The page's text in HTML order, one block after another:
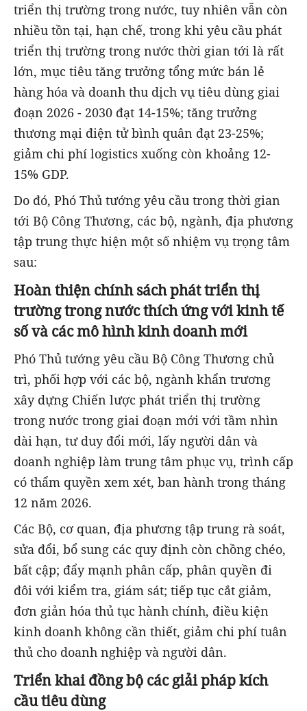
triển thị trường trong nước, tuy nhiên vẫn còn
nhiều tồn tại, hạn chế, trong khi yêu cầu phát
triển thị trường trong nước thời gian tới là rất
lớn, mục tiêu tăng trưởng tổng mức bán lẻ
hàng hóa và doanh thu dịch vụ tiêu dùng giai
đoạn 2026 - 2030 đạt 14-15%; tăng trưởng
thương mại điện tử bình quân đạt 23-25%;
giảm chi phí logistics xuống còn khoảng 12-
15% GDP.
Do đó, Phó Thủ tướng yêu cầu trong thời gian
tới Bộ Công Thương, các bộ, ngành, địa phương
tập trung thực hiện một số nhiệm vụ trọng tâm
sau:
Hoàn thiện chính sách phát triển thị
trường trong nước thích ứng với kinh tế
số và các mô hình kinh doanh mới
Phó Thủ tướng yêu cầu Bộ Công Thương chủ
trì, phối hợp với các bộ, ngành khẩn trương
xây dựng Chiến lược phát triển thị trường
trong nước trong giai đoạn mới với tầm nhìn
dài hạn, tư duy đổi mới, lấy người dân và
doanh nghiệp làm trung tâm phục vụ, trình cấp
có thẩm quyền xem xét, ban hành trong tháng
12 năm 2026.
Các Bộ, cơ quan, địa phương tập trung rà soát,
sửa đổi, bổ sung các quy định còn chồng chéo,
bất cập; đẩy mạnh phân cấp, phân quyền đi
đôi với kiểm tra, giám sát; tiếp tục cắt giảm,
đơn giản hóa thủ tục hành chính, điều kiện
kinh doanh không cần thiết, giảm chi phí tuân
thủ cho doanh nghiệp và người dân.
Triển khai đồng bộ các giải pháp kích
cầu tiêu dùng